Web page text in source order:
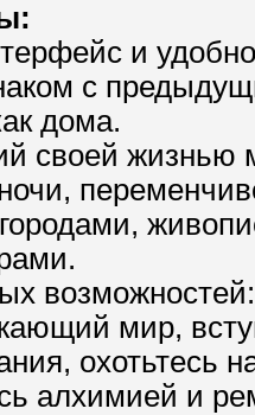
и
с
дома.
своей жизнью
возможностей:
мир,
охотьтесь
алхимией и